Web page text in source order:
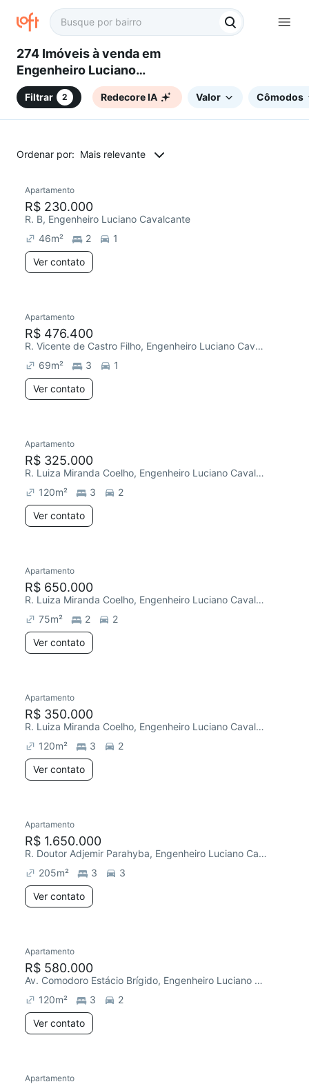
274 Imóveis à venda em
Engenheiro Luciano
Cavalcante, Fortaleza, CE
Filtrar 2 Redecore IA Valor Cômodos
Ordenar por: Mais relevante
Apartamento
R$ 230.000
R. B, Engenheiro Luciano Cavalcante
46m² 2
1
Ver contato
Redecorar
Apartamento
R$ 476.400
R. Vicente de Castro Filho, Engenheiro Luciano Cavalcante
69m² 3
1
Ver contato
Apartamento
R$ 325.000
R. Luiza Miranda Coelho, Engenheiro Luciano Cavalcante
120m² 3
2
Ver contato
Apartamento
R$ 650.000
R. Luiza Miranda Coelho, Engenheiro Luciano Cavalcante
75m² 2
2
Ver contato
Redecorar
Apartamento
R$ 350.000
R. Luiza Miranda Coelho, Engenheiro Luciano Cavalcante
120m² 3
2
Ver contato
Redecorar
Apartamento
R$ 1.650.000
R. Doutor Adjemir Parahyba, Engenheiro Luciano Cavalcante
205m² 3
3
Ver contato
Apartamento
R$ 580.000
Av. Comodoro Estácio Brígido, Engenheiro Luciano Cavalcante
120m² 3
2
Ver contato
Apartamento